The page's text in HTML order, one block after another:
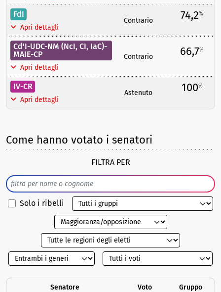
FdI
Apri dettagli
Contrario 74,2%
Cd'I-UDC-NM (NcI, CI, IaC)-
MAIE-CP
Apri dettagli
Contrario 66,7%
IV-CR
Apri dettagli
Astenuto 100%
Come hanno votato i senatori
FILTRA PER
Solo i ribelli
Senatore Voto Gruppo